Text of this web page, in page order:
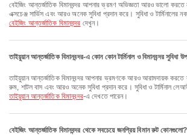
বেইজিং আন্তর্জাতিক বিমানবন্দর আপনার ভ্রমণ অভিজ্ঞতা আরও ভালো করতে নার্সারি রুম, ট্রেন, কারেন্সি
এক্সচেঞ্জ সার্ভিস এবং আরও অনেক সুবিধা প্রদান করে। সুবিধা ও টার্মিনালের
বেইজিং আন্তর্জাতিক বিমানবন্দর দেখুন।
তাইয়ুয়ান আন্তর্জাতিক বিমানবন্দর-এ কোন কোন টার্মিনাল ও বিমানবন্দর সুবিধা
তাইয়ুয়ান আন্তর্জাতিক বিমানবন্দর আপনার ভ্রমণকে আরও আরামদায়ক করতে ব্যাঙ্কিং পরিষেবা/এটিএম, নার্সারি
রুম, শাটল বাস এবং আরও অনেক সুবিধা প্রদান করে। সুবিধা ও টার্মিনাল
তাইয়ুয়ান আন্তর্জাতিক বিমানবন্দর-এ দেখতে পারেন।
বেইজিং আন্তর্জাতিক বিমানবন্দর থেকে সবচেয়ে জনপ্রিয় বিমান রুট কোনগুলো?